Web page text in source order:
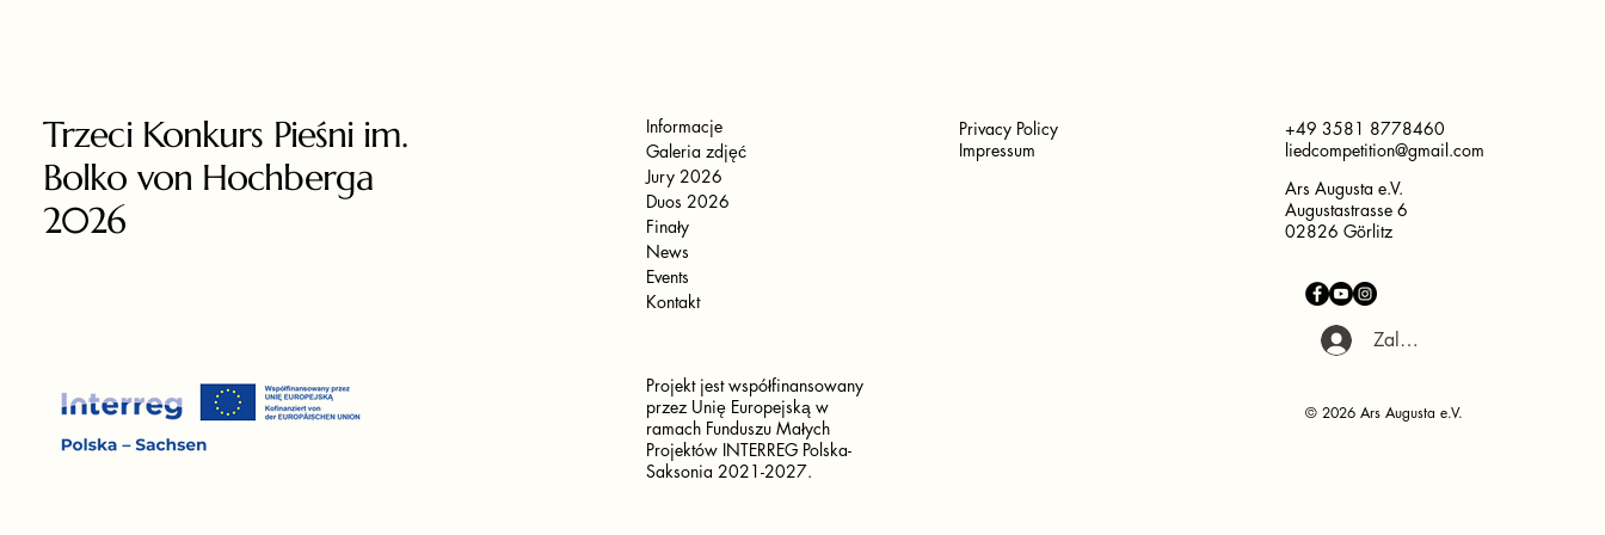
Trzeci Konkurs Pieśni im.
Bolko von Hochberga
2026
Informacje
Galeria zdjęć
Jury 2026
Duos 2026
Finały
News
Events
Kontakt
Projekt jest współfinansowany
przez Unię Europejską w
ramach Funduszu Małych
Projektów INTERREG Polska-
Saksonia 2021-2027.
Privacy Policy
Impressum
+49 3581 8778460
liedcompetition@gmail.com
Ars Augusta e.V.
Augustastrasse 6
02826 Görlitz
Zaloguj się
© 2026 Ars Augusta e.V.